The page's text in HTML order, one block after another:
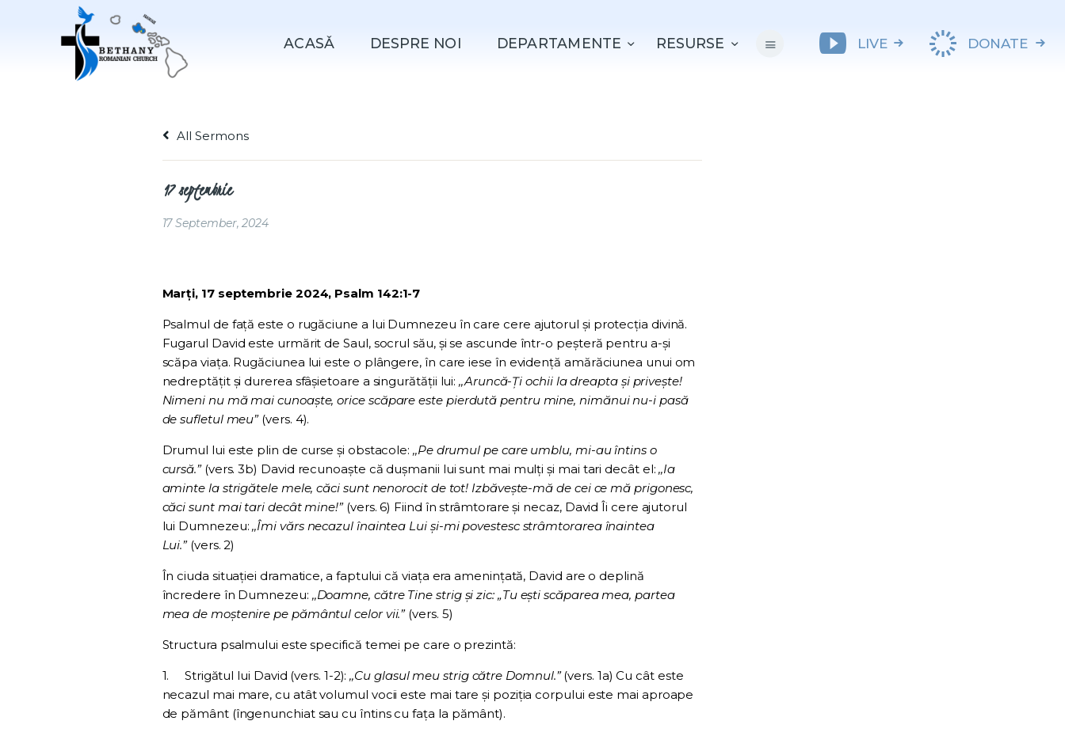
ACASǍ DESPRE NOI DEPARTAMENTE RESURSE LIVE DONATE
DESPRE NOI
EVENIMENTE
All Sermons
17 septembrie
17 September, 2024
Marți, 17 septembrie 2024, Psalm 142:1-7
Psalmul de față este o rugăciune a lui Dumnezeu în care cere ajutorul și protecția divină.
Fugarul David este urmărit de Saul, socrul său, și se ascunde într-o peșteră pentru a-și
scăpa viața. Rugăciunea lui este o plângere, în care iese în evidență amărăciunea unui om
nedreptățit și durerea sfâșietoare a singurătății lui:,,Aruncă-Ţi ochii la dreapta şi priveşte!
Nimeni nu mă mai cunoaşte, orice scăpare este pierdută pentru mine, nimănui nu-i pasă
de sufletul meu”(vers. 4).
Drumul lui este plin de curse și obstacole: ,,Pe drumul pe care umblu, mi-au întins o
cursă.”(vers. 3b) David recunoaște că dușmanii lui sunt mai mulți și mai tari decât el:,,Ia
aminte la strigătele mele, căci sunt nenorocit de tot! Izbăveşte-mă de cei ce mă prigonesc,
căci sunt mai tari decât mine!” (vers. 6) Fiind în strâmtorare și necaz, David Îi cere ajutorul
lui Dumnezeu:,,Îmi vărs necazul înaintea Lui şi-mi povestesc strâmtorarea înaintea
Lui.”(vers. 2)
În ciuda situației dramatice, a faptului că viața era amenințată, David are o deplină
încredere în Dumnezeu: ,,Doamne, către Tine strig şi zic: „Tu eşti scăparea mea, partea
mea de moştenire pe pământul celor vii.”(vers. 5)
Structura psalmului este specifică temei pe care o prezintă:
1. Strigătul lui David (vers. 1-2):,,Cu glasul meu strig către Domnul.”(vers. 1a) Cu cât este
necazul mai mare, cu atât volumul vocii este mai tare și poziția corpului este mai aproape
de pământ (îngenunchiat sau cu întins cu fața la pământ).